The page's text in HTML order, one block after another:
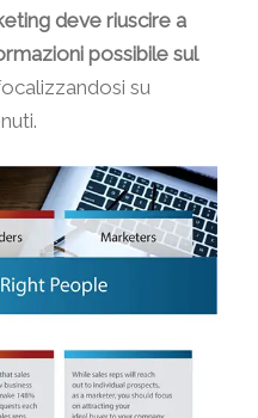
deve riuscire a
possibile sul
su